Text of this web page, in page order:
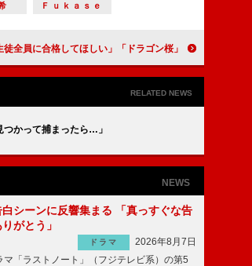
Ｆｕｋａｓｅ
「ドラゴン桜」共通テストまで残り１３７日 「東大専科の生徒全員に合格してほしい」
RELATED NEWS
かって捕まったら…」
NEWS
シーンに反響集まる 「真っすぐな告
がとう」
ドラマ
2026年8月7日
「ラストノート」（フジテレビ系）の第5